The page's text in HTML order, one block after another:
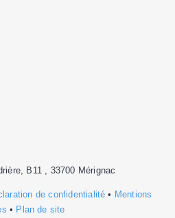
B11 , 33700 Mérignac
de confidentialité • Mentions
• Plan de site